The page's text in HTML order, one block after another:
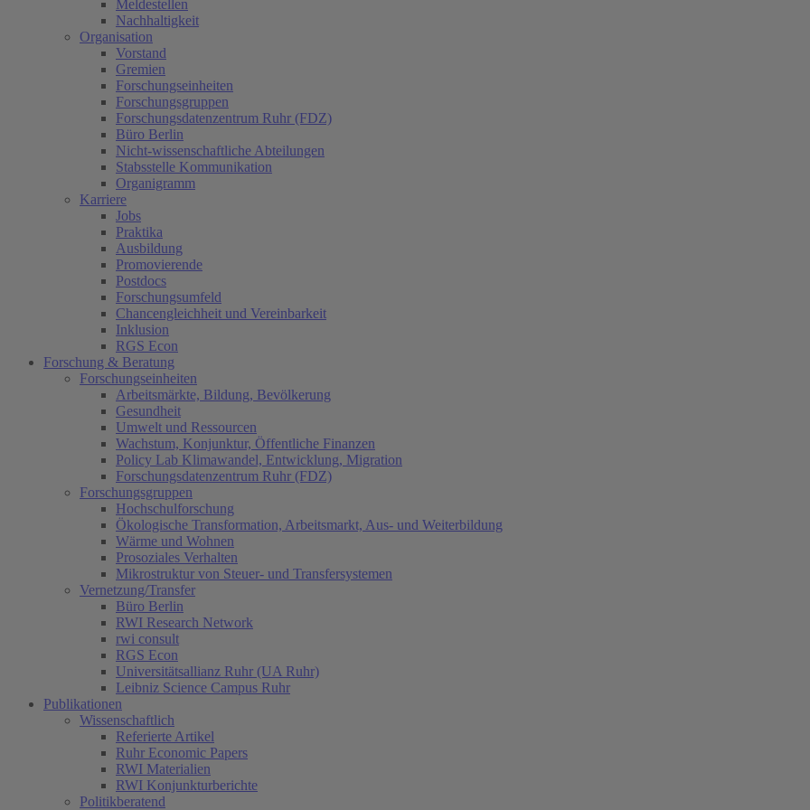
Meldestellen
Nachhaltigkeit
Organisation
Vorstand
Gremien
Forschungseinheiten
Forschungsgruppen
Forschungsdatenzentrum Ruhr (FDZ)
Büro Berlin
Nicht-wissenschaftliche Abteilungen
Stabsstelle Kommunikation
Organigramm
Karriere
Jobs
Praktika
Ausbildung
Promovierende
Postdocs
Forschungsumfeld
Chancengleichheit und Vereinbarkeit
Inklusion
RGS Econ
Forschung & Beratung
Forschungseinheiten
Arbeitsmärkte, Bildung, Bevölkerung
Gesundheit
Umwelt und Ressourcen
Wachstum, Konjunktur, Öffentliche Finanzen
Policy Lab Klimawandel, Entwicklung, Migration
Forschungsdatenzentrum Ruhr (FDZ)
Forschungsgruppen
Hochschulforschung
Ökologische Transformation, Arbeitsmarkt, Aus- und Weiterbildung
Wärme und Wohnen
Prosoziales Verhalten
Mikrostruktur von Steuer- und Transfersystemen
Vernetzung/Transfer
Büro Berlin
RWI Research Network
rwi consult
RGS Econ
Universitätsallianz Ruhr (UA Ruhr)
Leibniz Science Campus Ruhr
Publikationen
Wissenschaftlich
Referierte Artikel
Ruhr Economic Papers
RWI Materialien
RWI Konjunkturberichte
Politikberatend